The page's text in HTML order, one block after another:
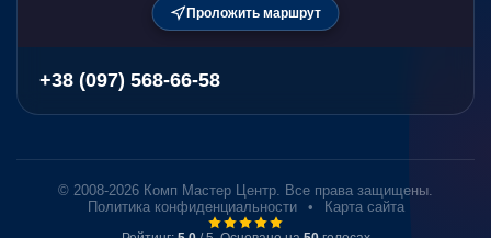
Проложить маршрут
+38 (097) 568-66-58
© 2008-2026 Комп Мастер Центр. Все права защищены.
Политика конфиденциальности
• Карта сайта